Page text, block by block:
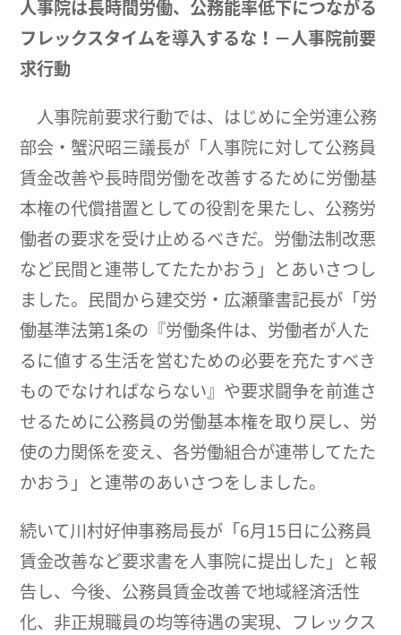
人事院は長時間労働、公務能率低下につながる
フレックスタイムを導入するな！－人事院前要
求行動
人事院前要求行動では、はじめに全労連公務
部会・蟹沢昭三議長が「人事院に対して公務員
賃金改善や長時間労働を改善するために労働基
本権の代償措置としての役割を果たし、公務労
働者の要求を受け止めるべきだ。労働法制改悪
など民間と連帯してたたかおう」とあいさつし
ました。民間から建交労・広瀬肇書記長が「労
働基準法第1条の『労働条件は、労働者が人た
るに値する生活を営むための必要を充たすべき
ものでなければならない』や要求闘争を前進さ
せるために公務員の労働基本権を取り戻し、労
使の力関係を変え、各労働組合が連帯してたた
かおう」と連帯のあいさつをしました。
続いて川村好伸事務局長が「6月15日に公務員
賃金改善など要求書を人事院に提出した」と報
告し、今後、公務員賃金改善で地域経済活性
化、非正規職員の均等待遇の実現、フレックス